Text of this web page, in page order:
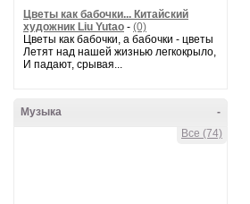
Цветы как бабочки... Китайский
художник Liu Yutao - (0)
Цветы как бабочки, а бабочки - цветы
Летят над нашей жизнью легкокрыло,
И падают, срывая...
-
Музыка
Все (74)